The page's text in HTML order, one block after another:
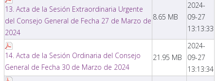
13. Acta de la Sesión Extraordinaria Urgente
del Consejo General de Fecha 27 de Marzo de
2024
8.65 MB
2024-
09-27
13:13:33
14. Acta de la Sesión Ordinaria del Consejo
General de Fecha 30 de Marzo de 2024
21.95 MB
2024-
09-27
13:13:34